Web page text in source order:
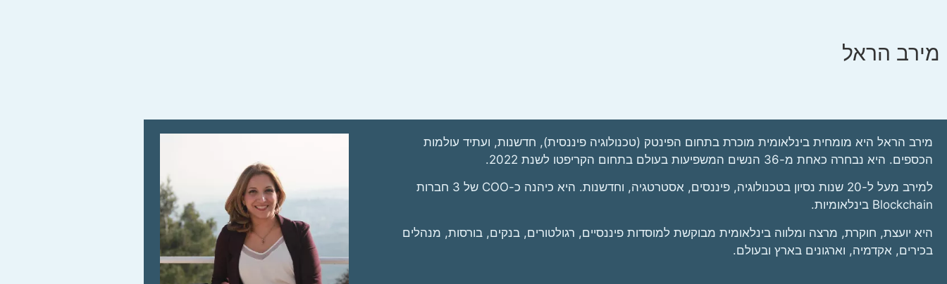
מירב הראל
מירב הראל היא מומחית בינלאומית מוכרת בתחום הפינטק (טכנולוגיה פיננסית), חדשנות, ועתיד עולמות
הכספים. היא נבחרה כאחת מ-36 הנשים המשפיעות בעולם בתחום הקריפטו לשנת 2022.
למירב מעל ל-20 שנות נסיון בטכנולוגיה, פיננסים, אסטרטגיה, וחדשנות. היא כיהנה כ-COO של 3 חברות
Blockchain בינלאומיות.
היא יועצת, חוקרת, מרצה ומלווה בינלאומית מבוקשת למוסדות פיננסיים, רגולטורים, בנקים, בורסות, מנהלים
בכירים, אקדמיה, וארגונים בארץ ובעולם.